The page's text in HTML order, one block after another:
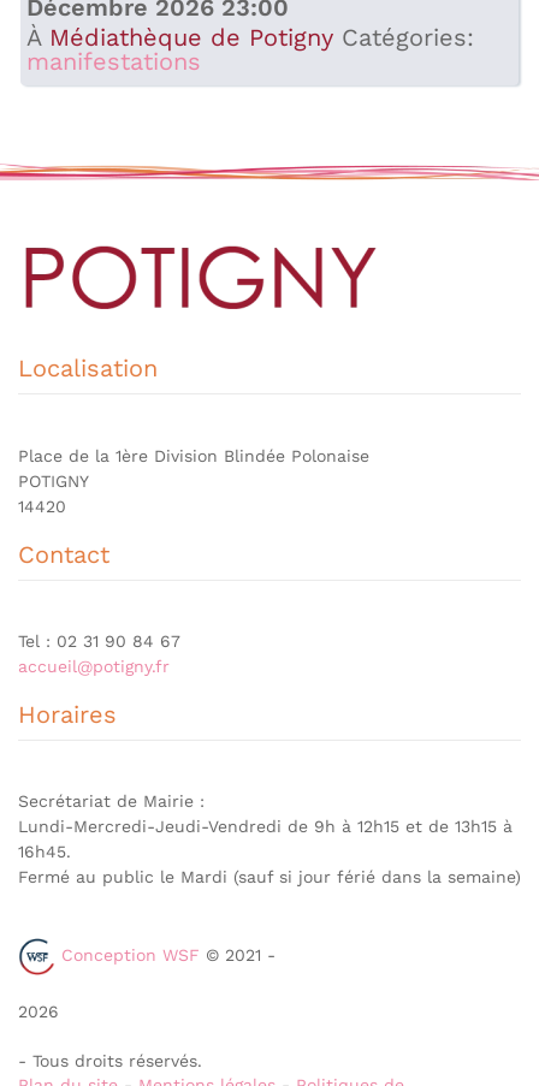
Décembre 2026 23:00
À Médiathèque de Potigny Catégories:
manifestations
Localisation
Place de la 1ère Division Blindée Polonaise
POTIGNY
14420
Contact
Tel : 02 31 90 84 67
accueil@potigny.fr
Horaires
Secrétariat de Mairie :
Lundi-Mercredi-Jeudi-Vendredi de 9h à 12h15 et de 13h15 à
16h45.
Fermé au public le Mardi (sauf si jour férié dans la semaine)
Conception WSF © 2021 -
2026
- Tous droits réservés.